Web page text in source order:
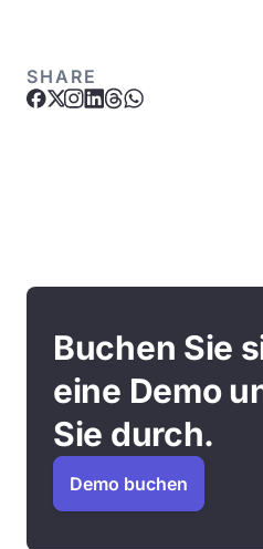
SHARE
Buchen Sie
eine Demo
Sie durch.
Demo buchen